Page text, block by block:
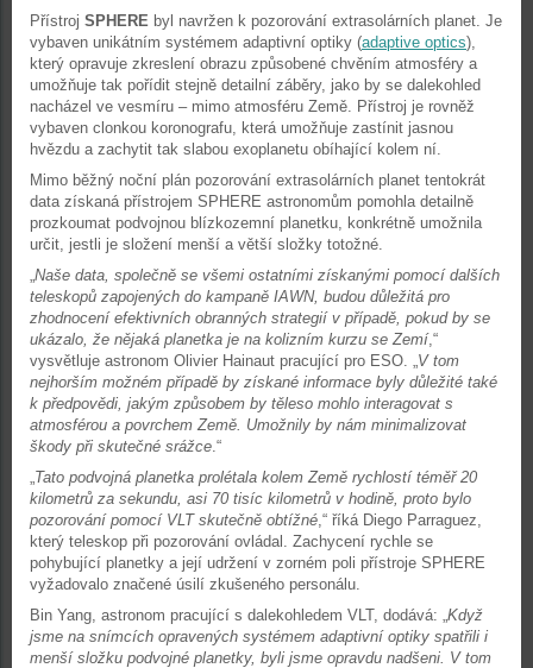
Přístroj SPHERE byl navržen k pozorování extrasolárních planet. Je
vybaven unikátním systémem adaptivní optiky (adaptive optics),
který opravuje zkreslení obrazu způsobené chvěním atmosféry a
umožňuje tak pořídit stejně detailní záběry, jako by se dalekohled
nacházel ve vesmíru – mimo atmosféru Země. Přístroj je rovněž
vybaven clonkou koronografu, která umožňuje zastínit jasnou
hvězdu a zachytit tak slabou exoplanetu obíhající kolem ní.
Mimo běžný noční plán pozorování extrasolárních planet tentokrát
data získaná přístrojem SPHERE astronomům pomohla detailně
prozkoumat podvojnou blízkozemní planetku, konkrétně umožnila
určit, jestli je složení menší a větší složky totožné.
„Naše data, společně se všemi ostatními získanými pomocí dalších
teleskopů zapojených do kampaně IAWN, budou důležitá pro
zhodnocení efektivních obranných strategií v případě, pokud by se
ukázalo, že nějaká planetka je na kolizním kurzu se Zemí,“
vysvětluje astronom Olivier Hainaut pracující pro ESO. „V tom
nejhorším možném případě by získané informace byly důležité také
k předpovědi, jakým způsobem by těleso mohlo interagovat s
atmosférou a povrchem Země. Umožnily by nám minimalizovat
škody při skutečné srážce.“
„Tato podvojná planetka prolétala kolem Země rychlostí téměř 20
kilometrů za sekundu, asi 70 tisíc kilometrů v hodině, proto bylo
pozorování pomocí VLT skutečně obtížné,“ říká Diego Parraguez,
který teleskop při pozorování ovládal. Zachycení rychle se
pohybující planetky a její udržení v zorném poli přístroje SPHERE
vyžadovalo značené úsilí zkušeného personálu.
Bin Yang, astronom pracující s dalekohledem VLT, dodává: „Když
jsme na snímcích opravených systémem adaptivní optiky spatřili i
menší složku podvojné planetky, byli jsme opravdu nadšeni. V tom